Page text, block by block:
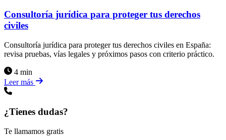
Consultoría jurídica para proteger tus derechos
civiles
Consultoría jurídica para proteger tus derechos civiles en España:
revisa pruebas, vías legales y próximos pasos con criterio práctico.
4 min
Leer más
¿Tienes dudas?
Te llamamos gratis